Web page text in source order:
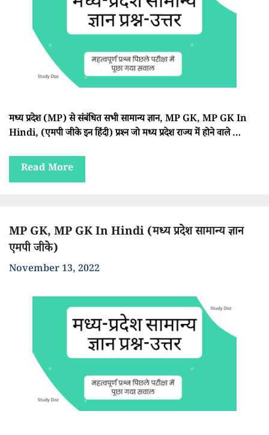
मध्य प्रदेश (MP) से संबंधित सभी सामान्य ज्ञान, MP GK, MP GK In
Hindi, (एमपी जीके इन हिंदी) प्रश्न जो मध्य प्रदेश राज्य में होने वाले …
Read More
MP GK, MP GK In Hindi (मध्य प्रदेश सामान्य ज्ञान
एमपी जीके)
November 13, 2022